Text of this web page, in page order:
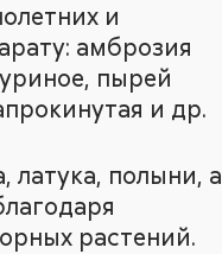
и
амброзия
пырей
и др.
латука, полыни, а
растений.